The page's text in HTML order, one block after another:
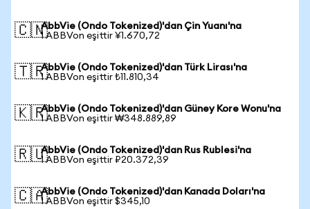
🇨🇳AbbVie (Ondo Tokenized)'dan Çin Yuanı'na
1 ABBVon eşittir ¥1.670,72
🇹🇷AbbVie (Ondo Tokenized)'dan Türk Lirası'na
1 ABBVon eşittir ₺11.810,34
🇰🇷AbbVie (Ondo Tokenized)'dan Güney Kore Wonu'na
1 ABBVon eşittir ₩348.889,89
🇷🇺AbbVie (Ondo Tokenized)'dan Rus Rublesi'na
1 ABBVon eşittir ₽20.372,39
🇨🇦AbbVie (Ondo Tokenized)'dan Kanada Doları'na
1 ABBVon eşittir $345,10